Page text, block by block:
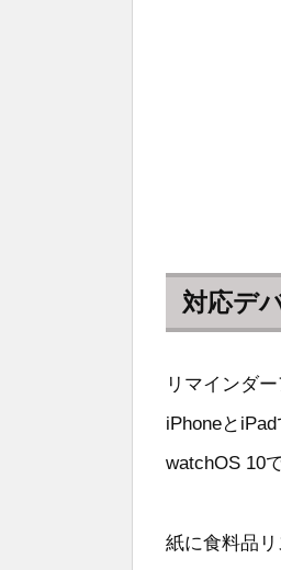
対応デ
リマインダ
iPhoneと
watchOS 10
紙に食料品